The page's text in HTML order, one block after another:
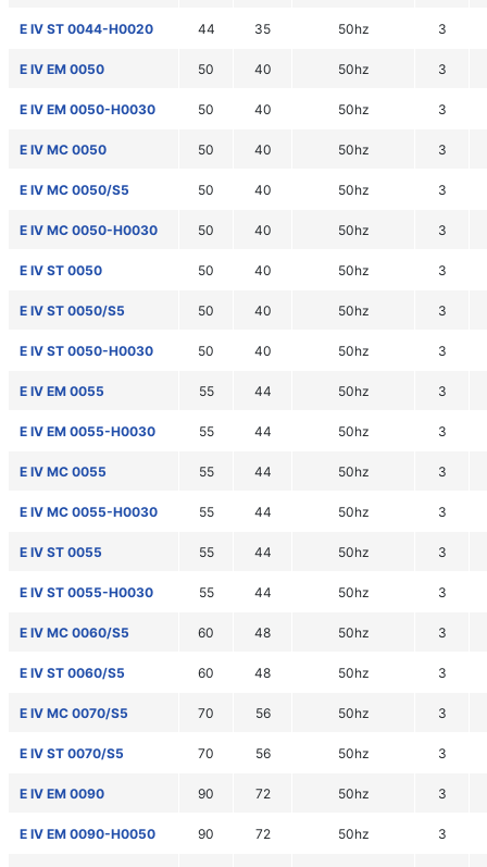
E IV ST 0044-H0020 44 35 50hz 3
E IV EM 0050 50 40 50hz 3
E IV EM 0050-H0030 50 40 50hz 3
E IV MC 0050 50 40 50hz 3
E IV MC 0050/S5 50 40 50hz 3
E IV MC 0050-H0030 50 40 50hz 3
E IV ST 0050 50 40 50hz 3
E IV ST 0050/S5 50 40 50hz 3
E IV ST 0050-H0030 50 40 50hz 3
E IV EM 0055 55 44 50hz 3
E IV EM 0055-H0030 55 44 50hz 3
E IV MC 0055 55 44 50hz 3
E IV MC 0055-H0030 55 44 50hz 3
E IV ST 0055 55 44 50hz 3
E IV ST 0055-H0030 55 44 50hz 3
E IV MC 0060/S5 60 48 50hz 3
E IV ST 0060/S5 60 48 50hz 3
E IV MC 0070/S5 70 56 50hz 3
E IV ST 0070/S5 70 56 50hz 3
E IV EM 0090 90 72 50hz 3
E IV EM 0090-H0050 90 72 50hz 3